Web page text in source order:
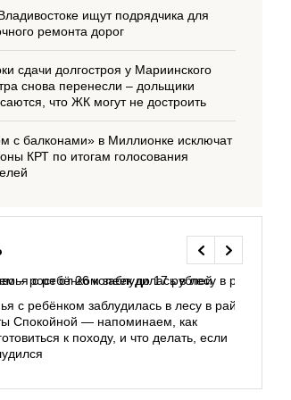
ищут подрядчика для
ремонта дорог
сдачи долгостроя у Мариинского
снова перенесли – дольщики
что ЖК могут не достроить
с балконами» в Миллионке исключат
КРТ по итогам голосования
с ребёнком заблудилась в лесу в районе
Спокойной — напоминаем, как
к походу, и что делать, если